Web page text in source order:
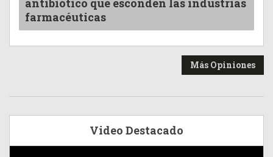
antibiótico que esconden las industrias
farmacéuticas
Más Opiniones
Video Destacado